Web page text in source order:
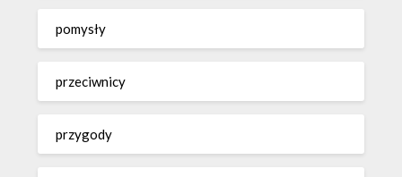
pomysły
przeciwnicy
przygody